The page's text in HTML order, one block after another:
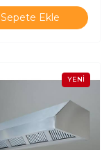
Sepete Ekle